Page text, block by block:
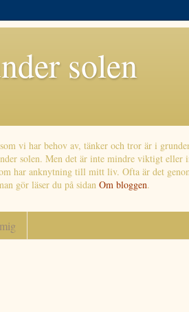
solen
vi har behov av, tänker och tror är i
solen. Men det är inte mindre viktigt eller
har anknytning till mitt liv. Ofta är det
gör läser du på sidan Om bloggen.